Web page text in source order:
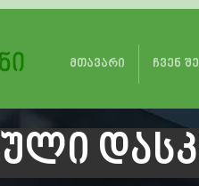
მთავარი ჩვენ